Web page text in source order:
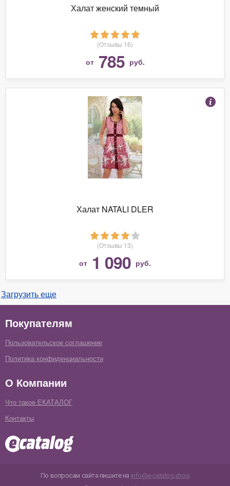
Халат женский темный
(Отзывы 16)
от 785 руб.
Халат NATALI DLER
(Отзывы 13)
от 1 090 руб.
Загрузить еще
Покупателям
Пользовательское соглашение
Политика конфиденциальности
О Компании
Что такое ЕКАТАЛОГ
Контакты
По вопросам сайта пишите на info@e-catalog.shop